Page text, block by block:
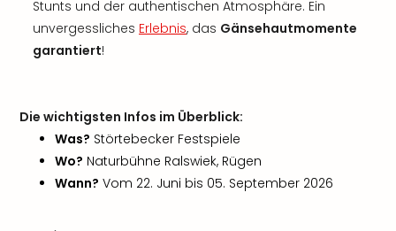
Stunts und der authentischen Atmosphäre. Ein
unvergessliches Erlebnis, das Gänsehautmomente
garantiert!
Die wichtigsten Infos im Überblick:
Was? Störtebecker Festspiele
Wo? Naturbühne Ralswiek, Rügen
Wann? Vom 22. Juni bis 05. September 2026